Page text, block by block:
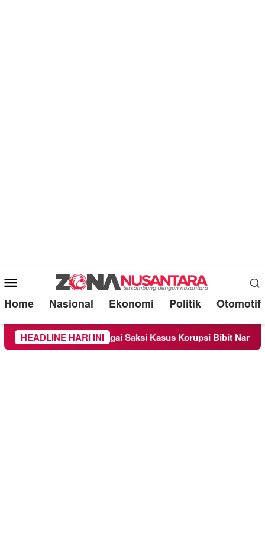
Mobile
Menu
Home Nasional Ekonomi Politik Otomotif
HEADLINE HARI INI
Diperiksa Sebagai Saksi Kasus Korupsi Bibit Nanas Sulsel